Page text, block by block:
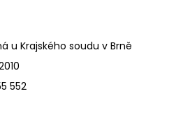
u Krajského soudu v Brně
552